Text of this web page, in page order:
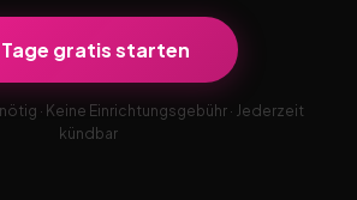
Tage gratis starten
· Keine Einrichtungsgebühr · Jederzeit
kündbar